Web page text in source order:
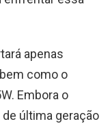
apenas
como o
Embora o
última geração